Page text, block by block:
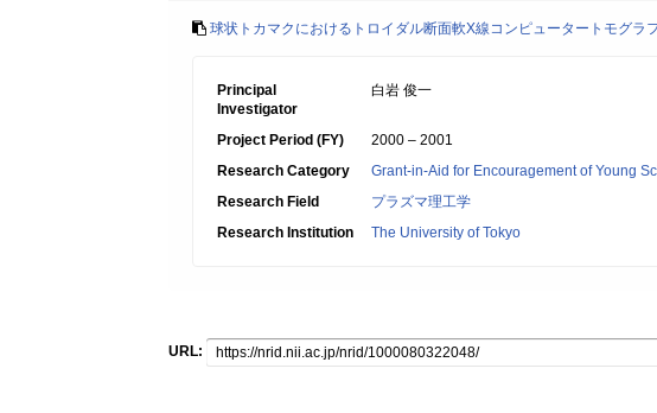
球状トカマクにおけるトロイダル断面軟X線コンピュータートモグラ
Principal
Investigator
白岩 俊一
Project Period (FY)
2000 – 2001
Research Category
Grant-in-Aid for Encouragement of Young
Research Field
プラズマ理工学
Research Institution
The University of Tokyo
URL: